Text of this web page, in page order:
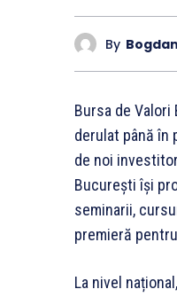
By
Bursa de
derulat până în
de noi
București își
seminarii,
premieră
La nivel